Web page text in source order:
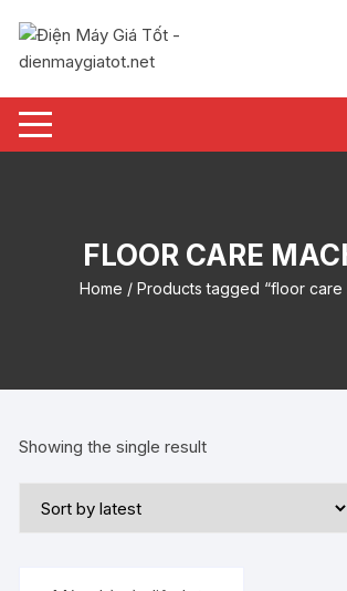
nội
FLOOR CARE
Home / Products tagged “floor care
Showing the single result